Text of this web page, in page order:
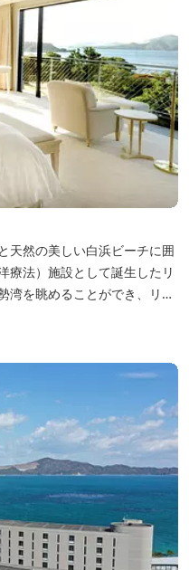
天然の美しい白浜ビーチに囲
療法）施設として誕生したリ
湾を眺めることができ、リラ
。滞在中は、目の前の海か
内に新鮮な状態で使用するタ
めるフレンチと日本料理が堪